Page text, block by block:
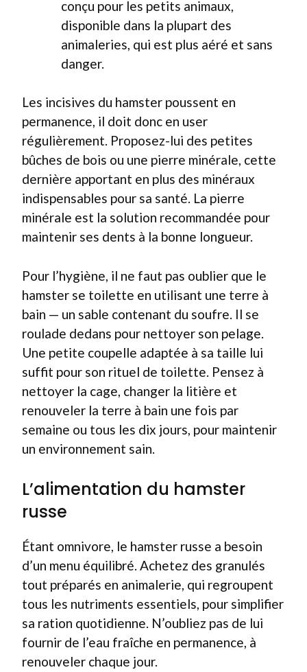
conçu pour les petits animaux,
disponible dans la plupart des
animaleries, qui est plus aéré et sans
danger.
Les incisives du hamster poussent en
permanence, il doit donc en user
régulièrement. Proposez-lui des petites
bûches de bois ou une pierre minérale, cette
dernière apportant en plus des minéraux
indispensables pour sa santé. La pierre
minérale est la solution recommandée pour
maintenir ses dents à la bonne longueur.
Pour l’hygiène, il ne faut pas oublier que le
hamster se toilette en utilisant une terre à
bain — un sable contenant du soufre. Il se
roulade dedans pour nettoyer son pelage.
Une petite coupelle adaptée à sa taille lui
suffit pour son rituel de toilette. Pensez à
nettoyer la cage, changer la litière et
renouveler la terre à bain une fois par
semaine ou tous les dix jours, pour maintenir
un environnement sain.
L’alimentation du hamster
russe
Étant omnivore, le hamster russe a besoin
d’un menu équilibré. Achetez des granulés
tout préparés en animalerie, qui regroupent
tous les nutriments essentiels, pour simplifier
sa ration quotidienne. N’oubliez pas de lui
fournir de l’eau fraîche en permanence, à
renouveler chaque jour.